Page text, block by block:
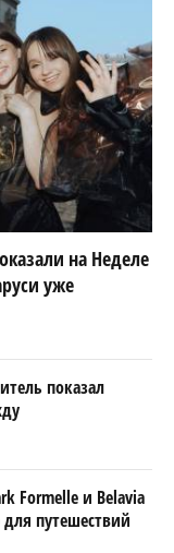
на Неделе
уже
показал
Formelle и Belavia
путешествий